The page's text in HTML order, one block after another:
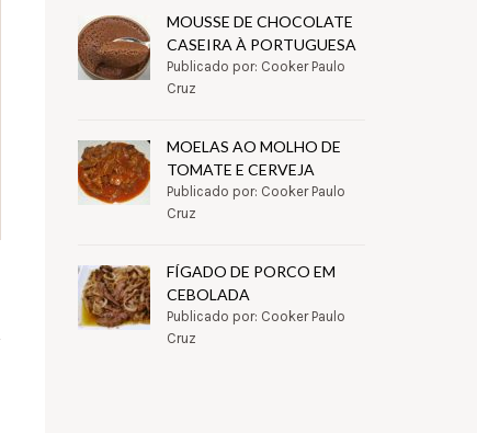
MOUSSE DE CHOCOLATE
CASEIRA À PORTUGUESA
Publicado por: Cooker Paulo
Cruz
MOELAS AO MOLHO DE
TOMATE E CERVEJA
Publicado por: Cooker Paulo
Cruz
FÍGADO DE PORCO EM
CEBOLADA
Publicado por: Cooker Paulo
Cruz